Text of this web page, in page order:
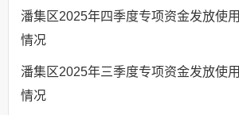
潘集区2025年四季度专项资金发放使用
情况
潘集区2025年三季度专项资金发放使用
情况